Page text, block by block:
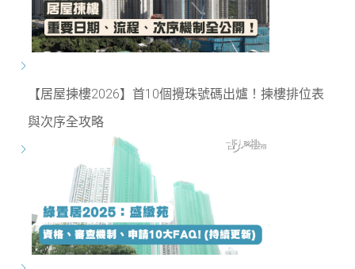
【居屋揀樓2026】首10個攪珠號碼出爐！揀樓排位表
與次序全攻略